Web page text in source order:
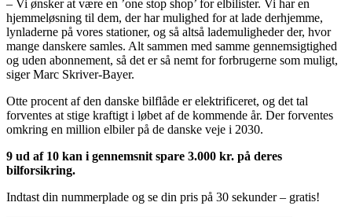
– Vi ønsker at være en ’one stop shop’ for elbilister. Vi har en
hjemmeløsning til dem, der har mulighed for at lade derhjemme,
lynladerne på vores stationer, og så altså lademuligheder der, hvor
mange danskere samles. Alt sammen med samme gennemsigtighed
og uden abonnement, så det er så nemt for forbrugerne som muligt,
siger Marc Skriver-Bayer.
Otte procent af den danske bilflåde er elektrificeret, og det tal
forventes at stige kraftigt i løbet af de kommende år. Der forventes
omkring en million elbiler på de danske veje i 2030.
9 ud af 10 kan i gennemsnit spare 3.000 kr. på deres
bilforsikring.
Indtast din nummerplade og se din pris på 30 sekunder – gratis!